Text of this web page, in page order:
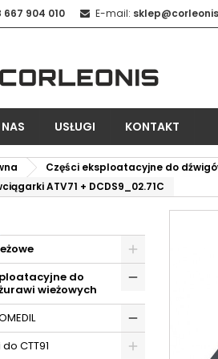
667 904 010 E-mail:
USŁUGI KONTAKT
Części eksploatacyjne do
ATV71 + DCDS9_02.71C
do
wieżowych
CTT91